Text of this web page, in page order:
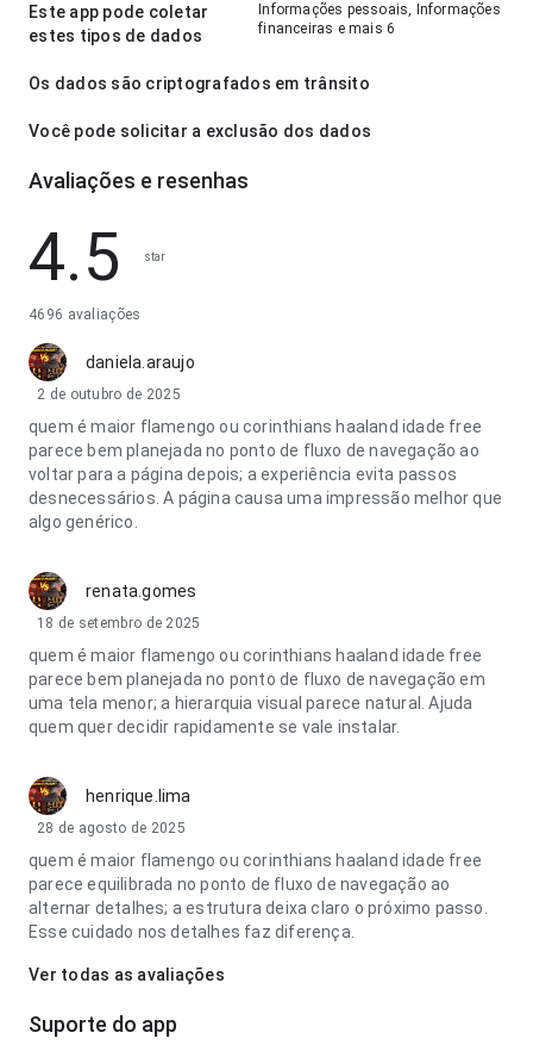
Este app pode coletar
estes tipos de dados
Informações pessoais, Informações
financeiras e mais 6
Os dados são criptografados em trânsito
Você pode solicitar a exclusão dos dados
Avaliações e resenhas
4.5 star
4696 avaliações
daniela.araujo
2 de outubro de 2025
quem é maior flamengo ou corinthians haaland idade free
parece bem planejada no ponto de fluxo de navegação ao
voltar para a página depois; a experiência evita passos
desnecessários. A página causa uma impressão melhor que
algo genérico.
renata.gomes
18 de setembro de 2025
quem é maior flamengo ou corinthians haaland idade free
parece bem planejada no ponto de fluxo de navegação em
uma tela menor; a hierarquia visual parece natural. Ajuda
quem quer decidir rapidamente se vale instalar.
henrique.lima
28 de agosto de 2025
quem é maior flamengo ou corinthians haaland idade free
parece equilibrada no ponto de fluxo de navegação ao
alternar detalhes; a estrutura deixa claro o próximo passo.
Esse cuidado nos detalhes faz diferença.
Ver todas as avaliações
Suporte do app